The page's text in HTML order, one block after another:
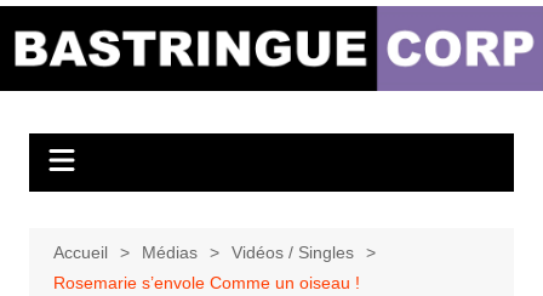
Bastringue Corp –
Musicales
Accueil Médias
Vidéos / Singles
Rosemarie s’envole Comme un oiseau !